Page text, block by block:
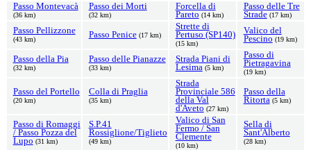
Passo Montevacà
(36 km)
Passo dei Morti
(32 km)
Forcella di
Pareto (14 km)
Passo delle Tre
Strade (17 km)
Passo Pellizzone
(43 km) Passo Penice (17 km)
Strette di
Pertuso (SP140)
(15 km)
Valico del
Pescino (19 km)
Passo della Pia
(32 km)
Passo delle Pianazze
(33 km)
Strada Piani di
Lesima (5 km)
Passo di
Pietragavina
(19 km)
Passo del Portello
(20 km)
Colla di Praglia
(35 km)
Strada
Provinciale 586
della Val
d'Aveto (27 km)
Passo della
Ritorta (5 km)
Passo di Romaggi
/ Passo Pozza del
Lupo (31 km)
S.P.41
Rossiglione/Tiglieto
(49 km)
Valico di San
Fermo / San
Clemente
(10 km)
Sella di
Sant'Alberto
(28 km)